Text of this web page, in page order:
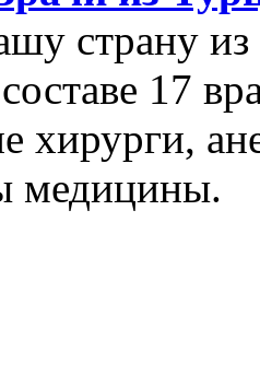
страну
17
хирурги,
медицины.